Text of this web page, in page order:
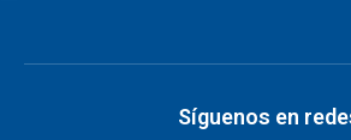
Síguenos en